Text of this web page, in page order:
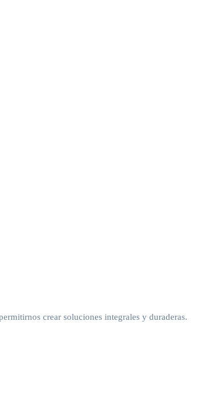
crear soluciones integrales y duraderas.